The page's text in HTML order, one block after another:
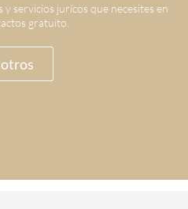
y servicios jurícos que necesites en
gratuito.